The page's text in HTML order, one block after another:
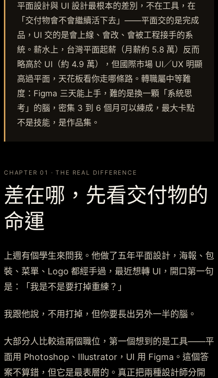
平面設計與 UI 設計最根本的差別，不在工具，在
「交付物會不會繼續活下去」——平面交的是完成
品，UI 交的是會上線、會改、會被工程接手的系
統。薪水上，台灣平面起薪（月薪約 5.8 萬）反而
略高於 UI（約 4.9 萬），但國際市場 UI／UX 明顯
高過平面，天花板看你走哪條路。轉職屬中等難
度：Figma 三天能上手，難的是換一顆「系統思
考」的腦，密集 3 到 6 個月可以練成，最大卡點
不是技能，是作品集。
CHAPTER 01 · THE REAL DIFFERENCE
差在哪，先看交付物的
命運
上週有個學生來問我。他做了五年平面設計，海報、包
裝、菜單、Logo 都經手過，最近想轉 UI，開口第一句
是：「我是不是要打掉重練？」
我跟他說，不用打掉，但你要長出另外一半的腦。
大部分人比較這兩個職位，第一個想到的是工具——平
面用 Photoshop、Illustrator，UI 用 Figma。這個答
案不算錯，但它是最表層的。真正把兩種設計師分開